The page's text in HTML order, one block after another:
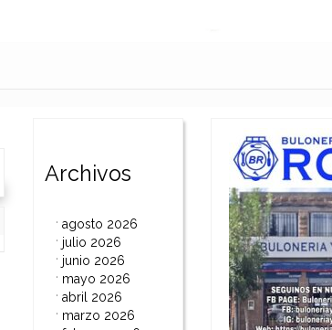
Archivos
agosto 2026
julio 2026
junio 2026
mayo 2026
abril 2026
marzo 2026